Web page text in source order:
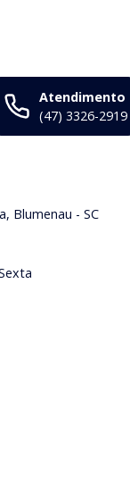
Atendimento
(47) 3326-2919
Blumenau - SC